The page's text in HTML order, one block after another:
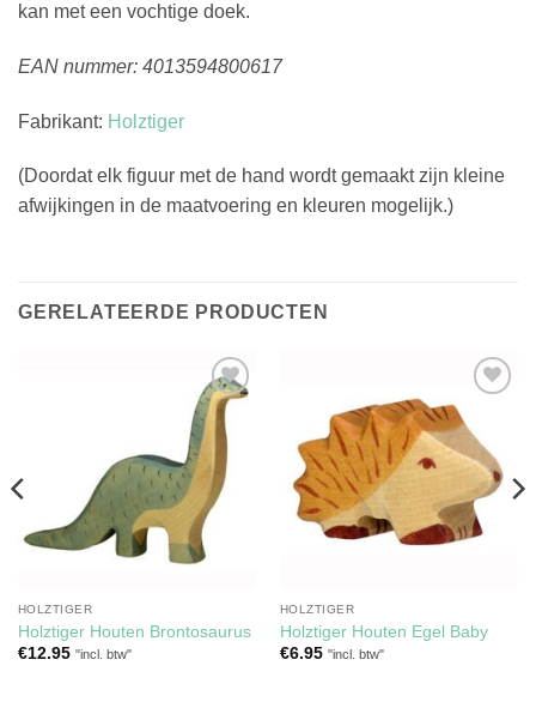
kan met een vochtige doek.
EAN nummer: 4013594800617
Fabrikant: Holztiger
(Doordat elk figuur met de hand wordt gemaakt zijn kleine
afwijkingen in de maatvoering en kleuren mogelijk.)
GERELATEERDE PRODUCTEN
Toevoegen
aan
verlanglijst
HOLZTIGER
Holztiger Houten Brontosaurus
€12.95 "incl. btw"
Toevoegen
aan
verlanglijst
HOLZTIGER
Holztiger Houten Egel Baby
€6.95 "incl. btw"